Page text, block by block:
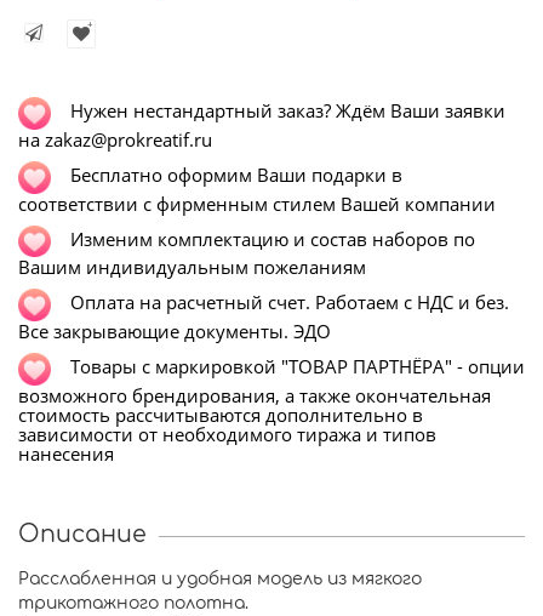
Нужен нестандартный заказ? Ждём Ваши заявки
на zakaz@prokreatif.ru
Бесплатно оформим Ваши подарки в
соответствии с фирменным стилем Вашей компании
Изменим комплектацию и состав наборов по
Вашим индивидуальным пожеланиям
Оплата на расчетный счет. Работаем с НДС и без.
Все закрывающие документы. ЭДО
Товары с маркировкой "ТОВАР ПАРТНЁРА" - опции
возможного брендирования, а также окончательная
стоимость рассчитываются дополнительно в
зависимости от необходимого тиража и типов
нанесения
Описание
Расслабленная и удобная модель из мягкого
трикотажного полотна.